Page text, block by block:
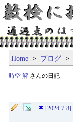
Home > ブログ >
時空 解 さんの日記
[2024-7-8]